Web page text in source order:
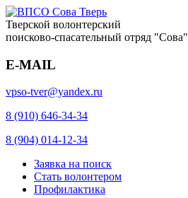
Тверской волонтерский
поисково-спасательный отряд "Сова"
E-MAIL
vpso-tver@yandex.ru
8 (910) 646-34-34
8 (904) 014-12-34
Заявка на поиск
Стать волонтером
Профилактика